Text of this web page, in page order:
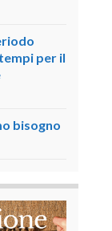
per il
bisogno